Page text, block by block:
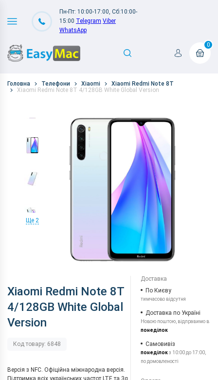
Пн-Пт: 10:00-17:00, Сб:10:00-
15:00 Telegram Viber
WhatsApp
0
Головна Телефони Xiaomi
Xiaomi Redmi Note 8T
Xiaomi Redmi Note 8T 4/128GB White Global Version
Ще 2
Xiaomi Redmi Note 8T
4/128GB White Global
Version
Код товару: 6848
Версія з NFC. Офіційна міжнародна версія.
Підтримка всіх українських частот LTE та 3g.
Доставка
По Києву
тимчасово відсутня
Доставка по Україні
Новою поштою, відправимо в
понеділок
Самовивіз
понеділокз 10:00 до 17:00,
по домовленості